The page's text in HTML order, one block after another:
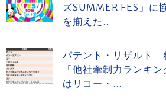
ズSUMMER FES」
を揃えた...
パテント・リザルト
「他社牽制力ランキ
はリコー・...